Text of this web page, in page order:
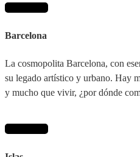
Ver destino
Barcelona
La cosmopolita Barcelona, con
su legado artístico y urbano. Hay
y mucho que vivir, ¿por dónde
Ver destino